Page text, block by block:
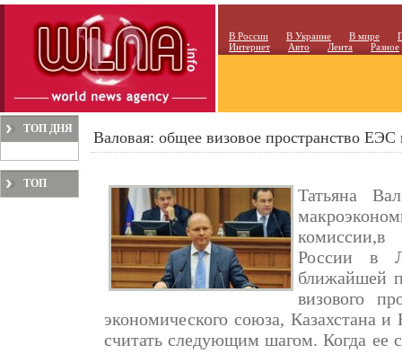
В России В Украине В мире
Интернет
Авто Лента Разное
ТОП ДНЯ
ТОП
Валовая: общее визовое пространство
Татьяна
комиссии,в
России в
ближайшей
визового
экономического союза, Казахстана
считать следующим шагом. Когда ее